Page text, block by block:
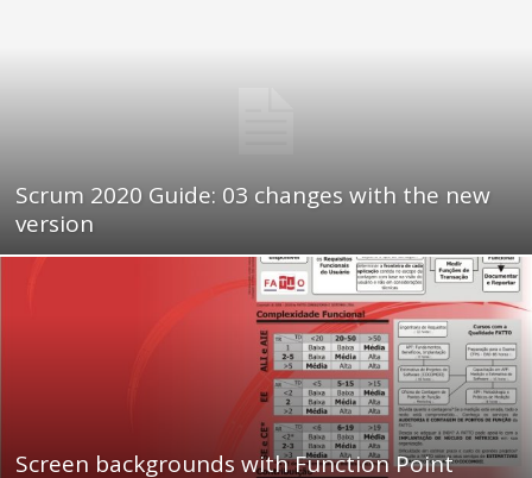
Scrum 2020 Guide: 03 changes with the new
version
Screen backgrounds with Function Point